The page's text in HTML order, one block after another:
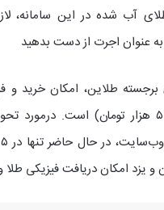
آب شده در این سامانه،
به عنوان اجرت از دست بدهید
برجسته طلاین، امکان خرید و
مبلغی (حتی ۵۰ هزار تومان) است.
و یزد امکان دریافت فیزیکی طلا